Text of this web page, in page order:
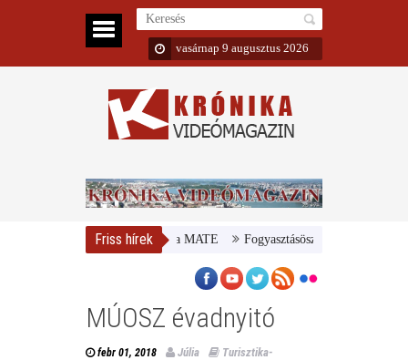
vasárnap 9 augusztus 2026
Friss hírek
Továbbképzést indít ősztől a MATE Fogyasztásösztönző kampány a hazai
MÚOSZ évadnyitó
febr 01, 2018 Júlia
Turisztika-